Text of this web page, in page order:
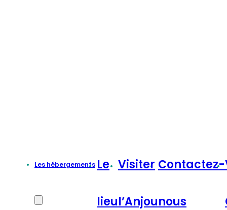
Les hébergements Le
lieu
Visiter
l’Anjou
Contactez-
nous